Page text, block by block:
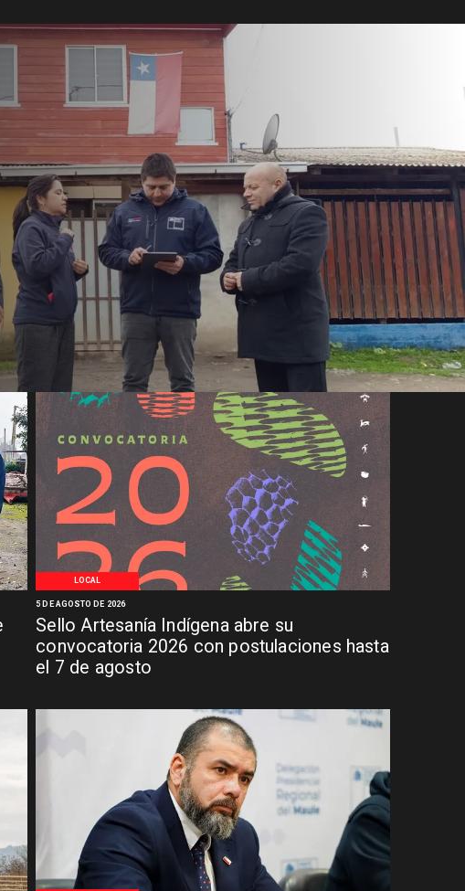
LOCAL
Sello Artesanía Indígena abre su
convocatoria 2026 con postulaciones hasta
el 7 de agosto
5 DE AGOSTO DE 2026